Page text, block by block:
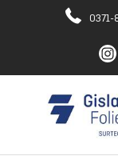
0371-